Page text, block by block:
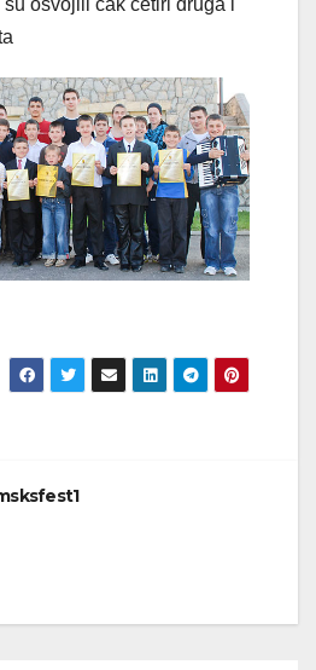
osvojili čak četiri druga i